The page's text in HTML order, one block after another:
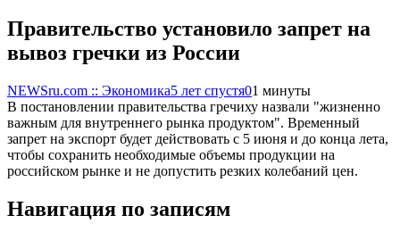
Правительство установило запрет на
вывоз гречки из России
NEWSru.com :: Экономика5 лет спустя01 минуты
В постановлении правительства гречиху назвали "жизненно
важным для внутреннего рынка продуктом". Временный
запрет на экспорт будет действовать с 5 июня и до конца лета,
чтобы сохранить необходимые объемы продукции на
российском рынке и не допустить резких колебаний цен.
Навигация по записям